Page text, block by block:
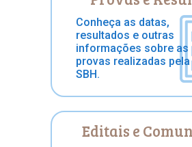
Conheça as datas,
resultados e outras
informações sobre as
provas realizadas pela
SBH.
Editais e